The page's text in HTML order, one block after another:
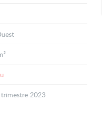
2023